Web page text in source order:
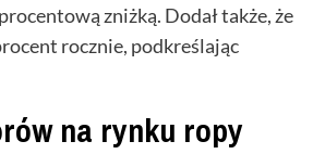
zniżką. Dodał także, że
rocznie, podkreślając
na rynku ropy